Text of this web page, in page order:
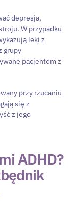
depresja,
W przypadku
leki z
grupy
pacjentom z
przy rzucaniu
się z
z jego
ADHD?